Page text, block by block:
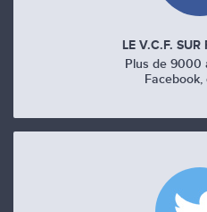
LE V.C.F. SUR
Plus de 9000
Facebook,